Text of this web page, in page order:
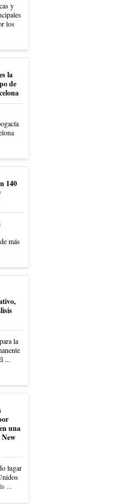
y
los
la
de
140
más
la
...
una
lugar
...